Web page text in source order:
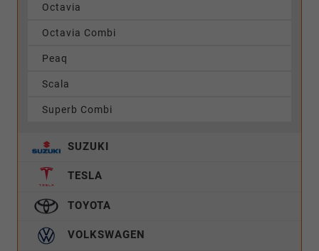
Octavia
Octavia Combi
Peaq
Scala
Superb Combi
SUZUKI
TESLA
TOYOTA
VOLKSWAGEN